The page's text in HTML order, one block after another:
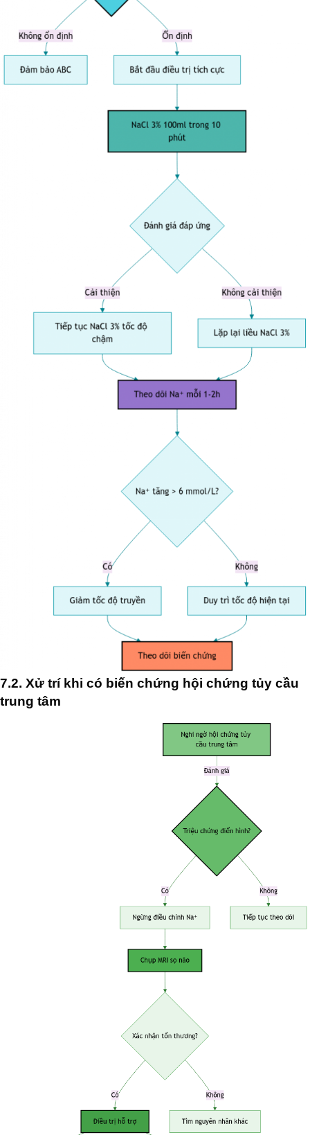
7.2. Xử trí khi có biến chứng hội chứng tủy cầu
trung tâm